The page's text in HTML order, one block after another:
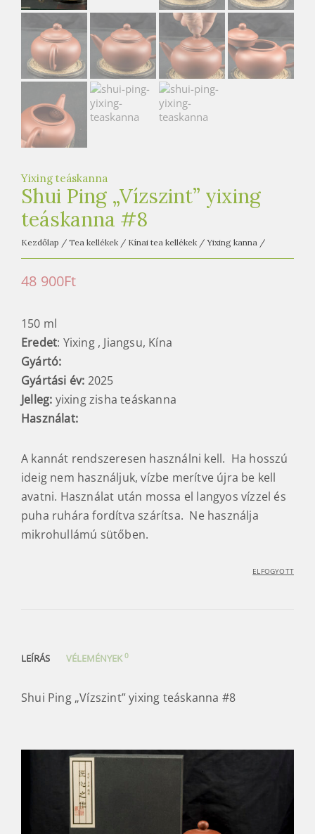
t
e
a
h
á
z
Yixing teáskanna
Shui Ping „Vízszint” yixing
teáskanna #8
Kezdőlap / Tea kellékek / Kínai tea kellékek / Yixing kanna /
48 900Ft
150 ml
Eredet: Yixing , Jiangsu, Kína
Gyártó:
Gyártási év: 2025
Jelleg: yixing zisha teáskanna
Használat:
A kannát rendszeresen használni kell. Ha hosszú
ideig nem használjuk, vízbe merítve újra be kell
avatni. Használat után mossa el langyos vízzel és
puha ruhára fordítva szárítsa. Ne használja
mikrohullámú sütőben.
ELFOGYOTT
LEÍRÁS VÉLEMÉNYEK0
Shui Ping „Vízszint” yixing teáskanna #8